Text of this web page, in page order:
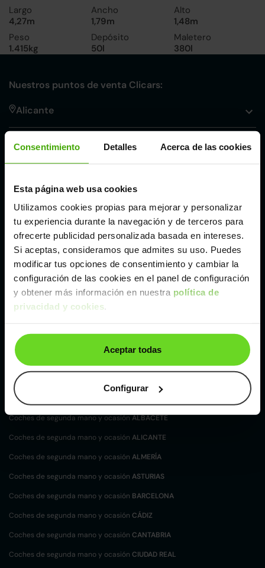
Consentimiento Detalles Acerca de las cookies
Esta página web usa cookies
Utilizamos cookies propias para mejorar y personalizar
tu experiencia durante la navegación y de terceros para
ofrecerte publicidad personalizada basada en intereses.
Si aceptas, consideramos que admites su uso. Puedes
modificar tus opciones de consentimiento y cambiar la
configuración de las cookies en el panel de configuración
y obtener más información en nuestra política de
privacidad y cookies.
Aceptar todas
Configurar
Largo
4,27m
Ancho
1,79m
Alto
1,48m
Peso
1.415kg
Depósito
50l
Maletero
380l
Nuestros puntos de venta Clicars:
Alicante
Córdoba
Madrid
Málaga
Valencia
Zaragoza
Ver Volkswagen Golf de segunda mano y ocasión
Volkswagen Golf de segunda mano y ocasión
Coches de segunda mano y ocasión por
localización
Coches de segunda mano y ocasiónALBACETE
Coches de segunda mano y ocasión ALICANTE
Coches de segunda mano y ocasión ALMERÍA
Coches de segunda mano y ocasión ASTURIAS
Coches de segunda mano y ocasión BARCELONA
Coches de segunda mano y ocasión CÁDIZ
Coches de segunda mano y ocasión CANTABRIA
Coches de segunda mano y ocasión CIUDAD REAL